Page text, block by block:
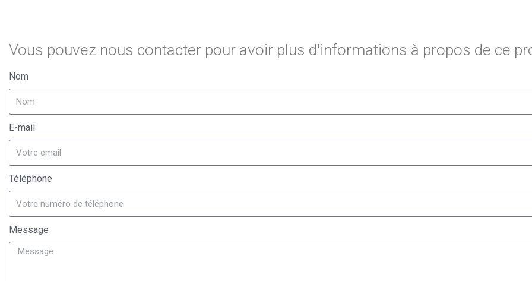
Vous pouvez nous contacter pour avoir plus d'informations à propos de ce
Nom
E-mail
Téléphone
Message